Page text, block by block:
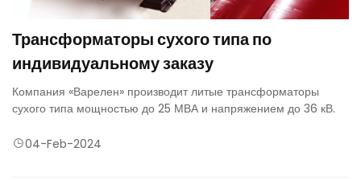
Трансформаторы сухого типа по
индивидуальному заказу
Компания «Варелен» производит литые трансформаторы
сухого типа мощностью до 25 МВА и напряжением до 36 кВ.
04-Feb-2024